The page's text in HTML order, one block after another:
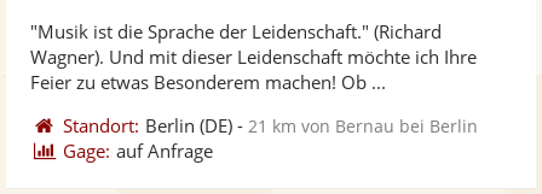
"Musik ist die Sprache der Leidenschaft." (Richard
Wagner). Und mit dieser Leidenschaft möchte ich Ihre
Feier zu etwas Besonderem machen! Ob ...
Standort: Berlin (DE) - 21 km von Bernau bei Berlin
Gage: auf Anfrage